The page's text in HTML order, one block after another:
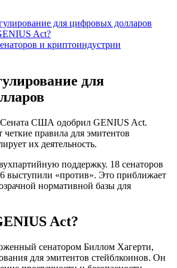
для цифровых долларов
Act?
и криптоиндустрии
для
Сената США одобрил GENIUS Act.
четкие правила для эмитентов
их деятельность.
поддержку. 18 сенаторов
выступили «против». Это приближает
нормативной базы для
Act?
сенатором Биллом Хагерти,
для эмитентов стейблкоинов. Он